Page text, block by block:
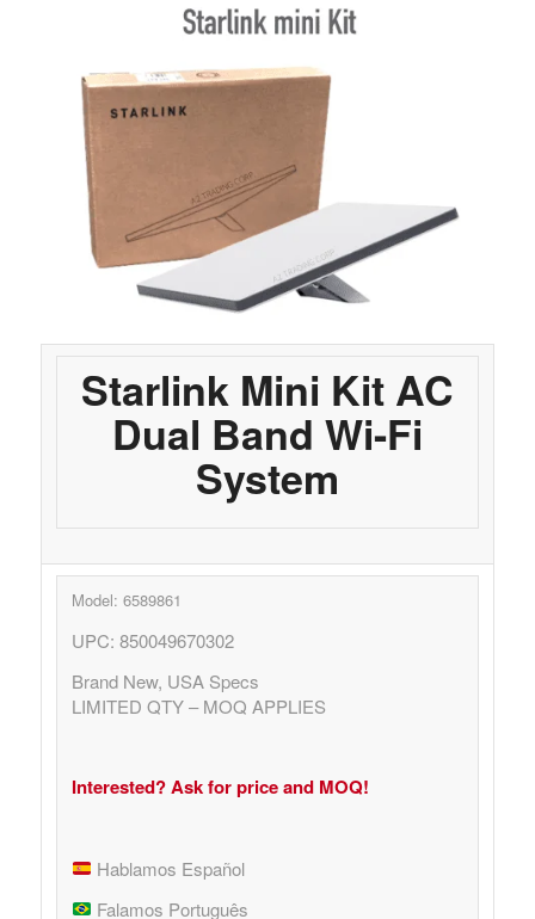
Starlink Mini Kit AC
Dual Band Wi-Fi
System
Model: 6589861
UPC: 850049670302
Brand New, USA Specs
LIMITED QTY – MOQ APPLIES
Interested? Ask for price and MOQ!
Hablamos Español
Falamos Português